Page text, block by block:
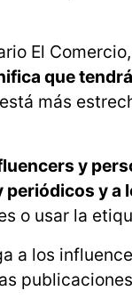
El
que
más
y
y a
o usar la
a los